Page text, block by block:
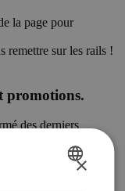
la page pour
remettre sur les rails !
promotions.
des derniers
×